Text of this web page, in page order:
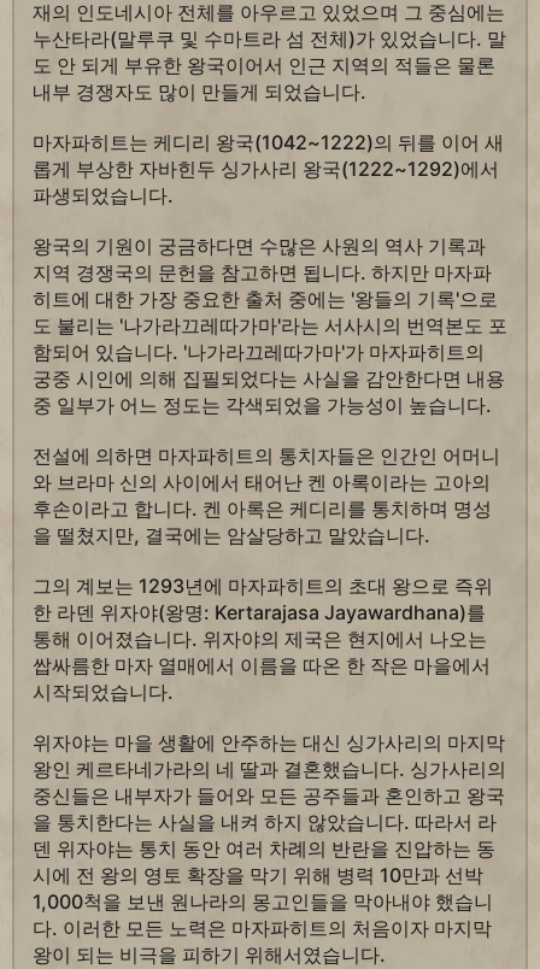
재의 인도네시아 전체를 아우르고 있었으며 그 중심에는
누산타라(말루쿠 및 수마트라 섬 전체)가 있었습니다. 말
도 안 되게 부유한 왕국이어서 인근 지역의 적들은 물론
내부 경쟁자도 많이 만들게 되었습니다.
마자파히트는 케디리 왕국(1042~1222)의 뒤를 이어 새
롭게 부상한 자바힌두 싱가사리 왕국(1222~1292)에서
파생되었습니다.
왕국의 기원이 궁금하다면 수많은 사원의 역사 기록과
지역 경쟁국의 문헌을 참고하면 됩니다. 하지만 마자파
히트에 대한 가장 중요한 출처 중에는 '왕들의 기록'으로
도 불리는 '나가라끄레따가마'라는 서사시의 번역본도 포
함되어 있습니다. '나가라끄레따가마'가 마자파히트의
궁중 시인에 의해 집필되었다는 사실을 감안한다면 내용
중 일부가 어느 정도는 각색되었을 가능성이 높습니다.
전설에 의하면 마자파히트의 통치자들은 인간인 어머니
와 브라마 신의 사이에서 태어난 켄 아록이라는 고아의
후손이라고 합니다. 켄 아록은 케디리를 통치하며 명성
을 떨쳤지만, 결국에는 암살당하고 말았습니다.
그의 계보는 1293년에 마자파히트의 초대 왕으로 즉위
한 라덴 위자야(왕명: Kertarajasa Jayawardhana)를
통해 이어졌습니다. 위자야의 제국은 현지에서 나오는
쌉싸름한 마자 열매에서 이름을 따온 한 작은 마을에서
시작되었습니다.
위자야는 마을 생활에 안주하는 대신 싱가사리의 마지막
왕인 케르타네가라의 네 딸과 결혼했습니다. 싱가사리의
중신들은 내부자가 들어와 모든 공주들과 혼인하고 왕국
을 통치한다는 사실을 내켜 하지 않았습니다. 따라서 라
덴 위자야는 통치 동안 여러 차례의 반란을 진압하는 동
시에 전 왕의 영토 확장을 막기 위해 병력 10만과 선박
1,000척을 보낸 원나라의 몽고인들을 막아내야 했습니
다. 이러한 모든 노력은 마자파히트의 처음이자 마지막
왕이 되는 비극을 피하기 위해서였습니다.